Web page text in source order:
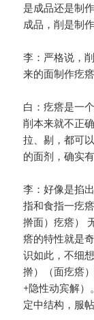
是成品还是制
成品，削是制作
李：严格说，
来的面制作疙
白：疙瘩是一
削本来就不正
拉、剔，都可
的面剂，确实
李：好像是掐
指和食指一疙
擀面）疙瘩）
瘩的特性就是
识如此，不细
擀）（面疙瘩
+隐性动宾解）
定中结构，服